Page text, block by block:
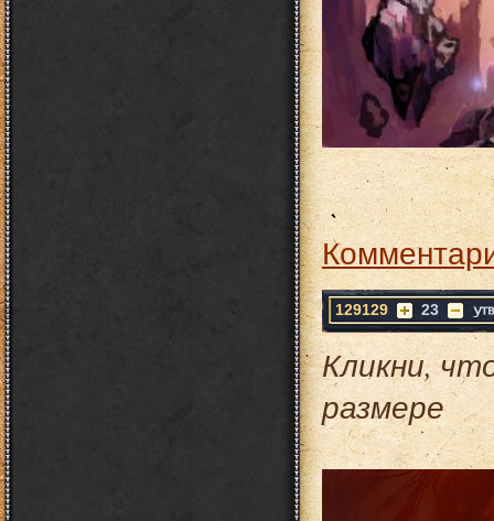
129129 23
Кликни,
размере